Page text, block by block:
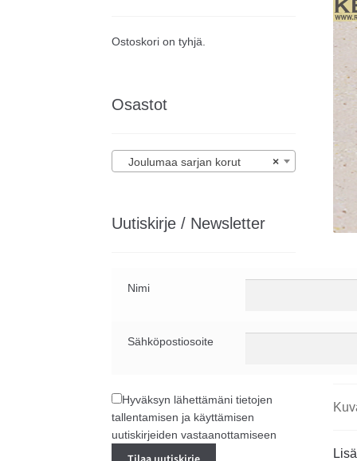
Ostoskori on tyhjä.
Osastot
×
Joulumaa sarjan korut
Uutiskirje / Newsletter
Nimi
Sähköpostiosoite
Hyväksyn lähettämäni tietojen
tallentamisen ja käyttämisen
uutiskirjeiden vastaanottamiseen